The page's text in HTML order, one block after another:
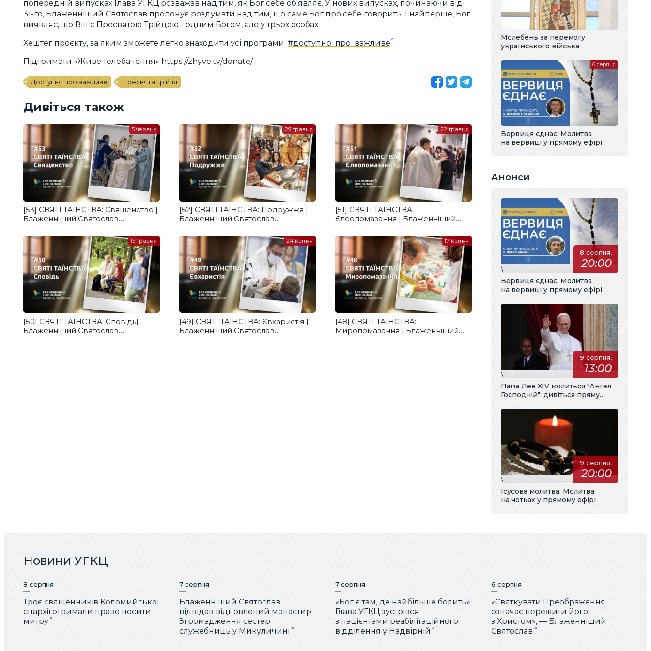
попередній випусках Глава УГКЦ розважав над тим, як Бог себе об'являє. У нових випусках, починаючи від
31-го, Блаженніший Святослав пропонує роздумати над тим, що саме Бог про себе говорить. І найперше, Бог
виявляє, що Він є Пресвятою Трійцею - одним Богом, але у трьох особах.
Хештег проєкту, за яким зможете легко знаходити усі програми: #доступно_про_важливе.
Підтримати «Живе телебачення» https://zhyve.tv/donate/
Доступно про важливе Пресвята Трійця
Дивіться також
[53] СВЯТІ ТАЇНСТВА: Священство |
Блаженніший Святослав
5 червня
[52] СВЯТІ ТАЇНСТВА: Подружжя |
Блаженніший Святослав
29 травня
[51] СВЯТІ ТАЇНСТВА:
Єлеопомазання | Блаженніший
#доступно_про_важливе
22 травня
[50] СВЯТІ ТАЇНСТВА: Сповідь|
Блаженніший Святослав
15 травня
[49] СВЯТІ ТАЇНСТВА: Євхаристія |
Блаженніший Святослав
24 квітня
[48] СВЯТІ ТАЇНСТВА:
Миропомазання | Блаженніший
17 квітня
Молебень за перемогу
українського війська
Вервиця єднає. Молитва
на вервиці у прямому ефірі
6 серпня
Анонси
8 серпня,
20:00
\
Вервиця єднає. Молитва
на вервиці у прямому ефірі
9 серпня,
13:00
\
Папа Лев XIV молиться "Ангел
Господній": дивіться пряму
перекладом
9 серпня,
20:00
\
Ісусова молитва. Молитва
на чотках у прямому ефірі
Новини УГКЦ
8 серпня
Троє священників Коломийської
єпархії отримали право носити
митру
7 серпня
Блаженніший Святослав
відвідав відновлений монастир
Згромадження сестер
служебниць у Микуличині
7 серпня
«Бог є там, де найбільше болить»:
Глава УГКЦ зустрівся
з пацієнтами реабілітаційного
відділення у Надвірній
6 серпня
«Святкувати Преображення
означає пережити його
з Христом», — Блаженніший
Святослав